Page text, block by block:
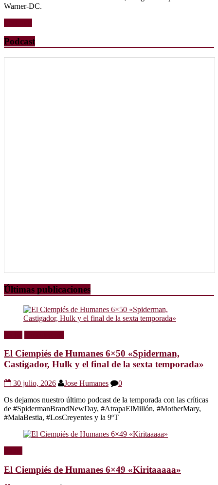
Warner-DC.
Podcast
Últimas publicaciones
El Ciempiés de Humanes 6×50 «Spiderman,
Castigador, Hulk y el final de la sexta temporada»
30 julio, 2026 Jose Humanes
0
Os dejamos nuestro último podcast de la temporada con las críticas
de #SpidermanBrandNewDay, #AtrapaElMillón, #MotherMary,
#MalaBestia, #LosCreyentes y la 9ºT
El Ciempiés de Humanes 6×49 «Kiritaaaaa»